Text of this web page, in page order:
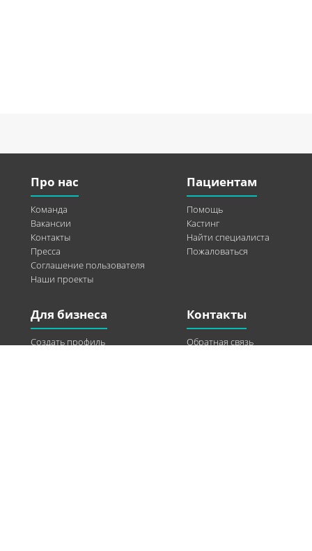
Про нас
Команда
Вакансии
Контакты
Пресса
Соглашение пользователя
Наши проекты
Пациентам
Помощь
Кастинг
Найти специалиста
Пожаловаться
Для бизнеса
Создать профиль
Контакты
Обратная связь